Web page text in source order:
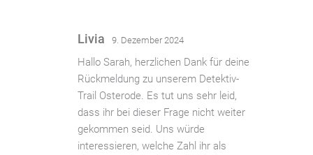
Livia 9. Dezember 2024
Hallo Sarah, herzlichen Dank für deine
Rückmeldung zu unserem Detektiv-
Trail Osterode. Es tut uns sehr leid,
dass ihr bei dieser Frage nicht weiter
gekommen seid. Uns würde
interessieren, welche Zahl ihr als